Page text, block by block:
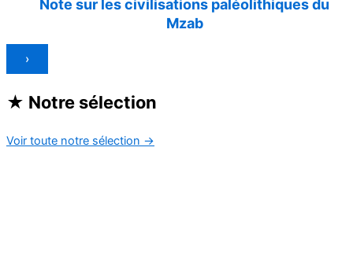
Note sur les civilisations paléolithiques du
Mzab
›
★ Notre sélection
Voir toute notre sélection →